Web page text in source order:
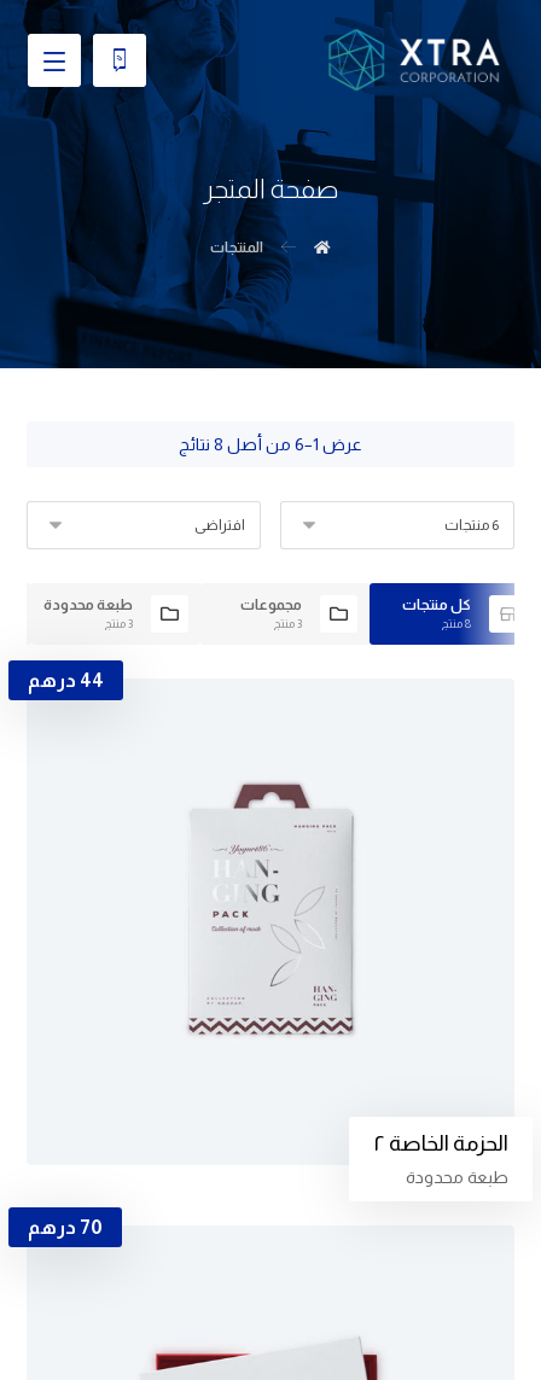
صفحة المتجر
المنتجات
عرض 1–6 من أصل 8 نتائج
كل منتجات
8 منتج
مجموعات
3 منتج
طبعة محدودة
3 منتج
الحزمة الخاصة ٢
طبعة محدودة
44 درهم
70 درهم